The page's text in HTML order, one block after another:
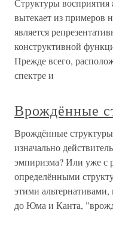
Структуры
вытекает из примеров
является
конструктивной
Прежде всего,
спектре и
Врождённые
Врождённые
изначально
эмпиризма? Или уже с
определёнными
этими
до Юма и Канта,